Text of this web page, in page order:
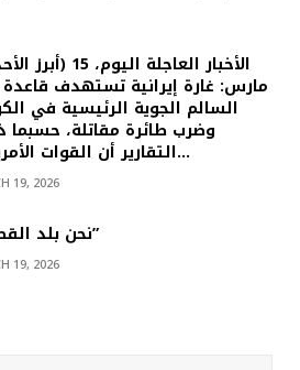
مارس: غارة إيرانية تستهدف
السالم الجوية الرئيسية في
وضرب طائرة مقاتلة، حسبما
التقارير أن القوات الأمريكية…
19, 2026
“نحن بلد القصص”
19, 2026